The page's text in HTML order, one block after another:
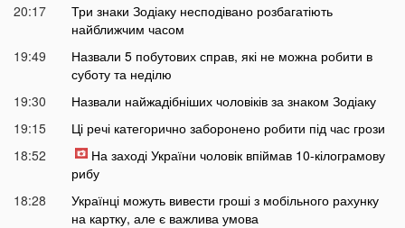
20:17
Три знаки Зодіаку несподівано розбагатіють
найближчим часом
19:49
Назвали 5 побутових справ, які не можна робити в
суботу та неділю
19:30
Назвали найжадібніших чоловіків за знаком Зодіаку
19:15
Ці речі категорично заборонено робити під час грози
18:52
На заході України чоловік впіймав 10-кілограмову
рибу
18:28
Українці можуть вивести гроші з мобільного рахунку
на картку, але є важлива умова